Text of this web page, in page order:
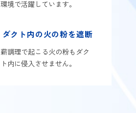
環境で活躍しています。
ダクト内の火の粉を遮断
薪調理で起こる火の粉もダク
ト内に侵入させません。